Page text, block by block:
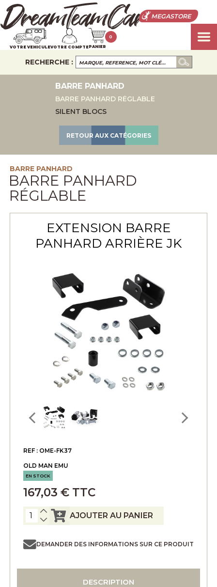
MEGASTORE
VOTRE VEHICULEVOTRE COMPTEPANIER
0
RECHERCHE :
BARRE PANHARD
BARRE PANHARD RÉGLABLE
SILENT BLOCS
RETOUR AUX CATÉGORIES
BARRE PANHARD
BARRE PANHARD
RÉGLABLE
EXTENSION BARRE
PANHARD ARRIÈRE JK
REF : OME-FK37
OLD MAN EMU
EN STOCK
167,03 € TTC
AJOUTER AU PANIER
DEMANDER DES INFORMATIONS SUR CE PRODUIT
DESCRIPTION